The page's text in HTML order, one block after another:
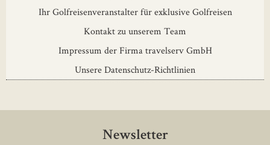
Ihr Golfreisenveranstalter für exklusive Golfreisen
Kontakt zu unserem Team
Impressum der Firma travelserv GmbH
Unsere Datenschutz-Richtlinien
Newsletter